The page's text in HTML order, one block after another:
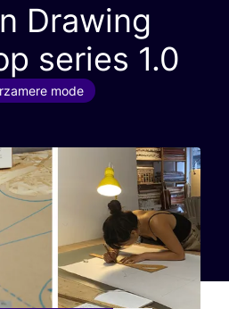
Drawing
series 1.0
mode